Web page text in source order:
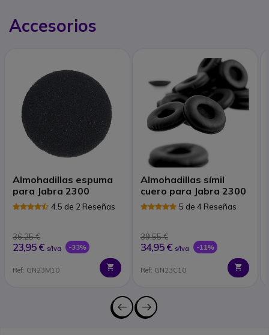
Accesorios
Almohadillas espuma
para Jabra 2300
4.5 de 2 Reseñas
36,25 €
23,95 € s/Iva -33%
Ref: GN23M10
Almohadillas símil
cuero para Jabra 2300
5 de 4 Reseñas
39,55 €
34,95 € s/Iva -11%
Ref: GN23C10